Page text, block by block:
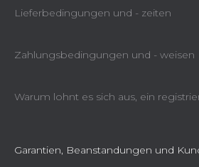
Lieferbedingungen und - zeiten
Zahlungsbedingungen und - weisen
Warum lohnt es sich aus, ein
Garantien, Beanstandungen und